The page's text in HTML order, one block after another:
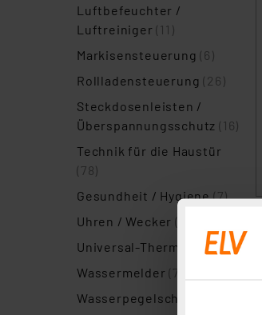
Luftbefeuchter /
Luftreiniger(11)
Markisensteuerung(6)
Rollladensteuerung(26)
Steckdosenleisten /
Überspannungsschutz(16)
Technik für die Haustür
(78)
Gesundheit / Hygiene(7)
Uhren / Wecker(11)
Universal-Thermostate(5)
Wassermelder(7)
Wasserpegelschalter